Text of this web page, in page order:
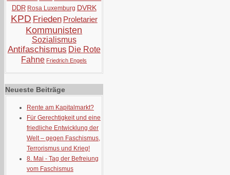
DDR Rosa Luxemburg DVRK
KPD Frieden Proletarier
Kommunisten
Sozialismus
Antifaschismus Die Rote
Fahne Friedrich Engels
Neueste Beiträge
Rente am Kapitalmarkt?
Für Gerechtigkeit und eine
friedliche Entwicklung der
Welt – gegen Faschismus,
Terrorismus und Krieg!
8. Mai - Tag der Befreiung
vom Faschismus